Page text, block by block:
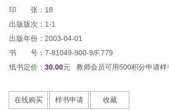
印 张：18
出版版次：1-1
出版年份：2003-04-01
书 号：7-81049-900-9/F.779
纸书定价： 30.00元 教师会员可用500积分申请样
在线购买 样书申请 收藏